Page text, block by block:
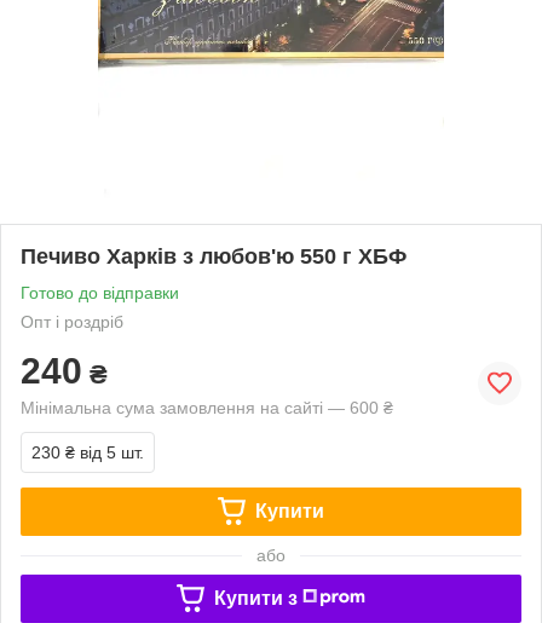
Печиво Харків з любов'ю 550 г ХБФ
Готово до відправки
Опт і роздріб
240 ₴
Мінімальна сума замовлення на сайті — 600 ₴
230 ₴ від 5 шт.
Купити
або
Купити з